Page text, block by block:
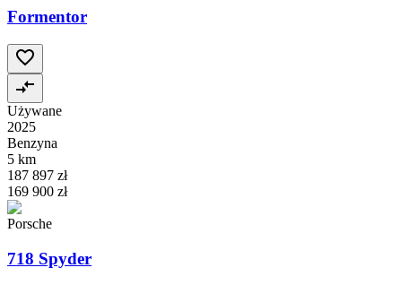
Formentor
Używane
2025
Benzyna
5 km
187 897 zł
169 900 zł
Porsche
718 Spyder